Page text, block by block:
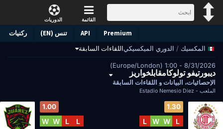
الدوريات القائمة
ركنيات تنس (EN) API Premium
المكسيك / الدوري الميكسيكياللقاءات السابقة
8/31/2026 - 1:00 (Europe/London)
ديبورتيفو تولوكامقابلخواريز
الإحصائيات، البيانات و اللقاءات السابقة
الملعب - Estadio Nemesio Díez
1.30
L
W
W
L
1.00
L
L
W
W